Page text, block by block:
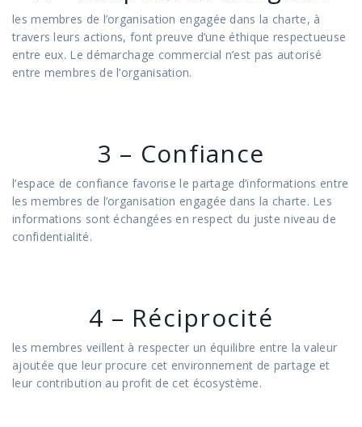
les membres de l’organisation engagée dans la charte, à
travers leurs actions, font preuve d’une éthique respectueuse
entre eux. Le démarchage commercial n’est pas autorisé
entre membres de l’organisation.
3 – Confiance
l’espace de confiance favorise le partage d’informations entre
les membres de l’organisation engagée dans la charte. Les
informations sont échangées en respect du juste niveau de
confidentialité.
4 – Réciprocité
les membres veillent à respecter un équilibre entre la valeur
ajoutée que leur procure cet environnement de partage et
leur contribution au profit de cet écosystème.